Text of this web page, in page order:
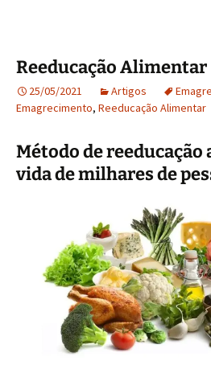
Reeducação Alimentar
25/05/2021 Artigos
Emagrecimento, Reeducação Alimentar
Método de
vida de milhares de